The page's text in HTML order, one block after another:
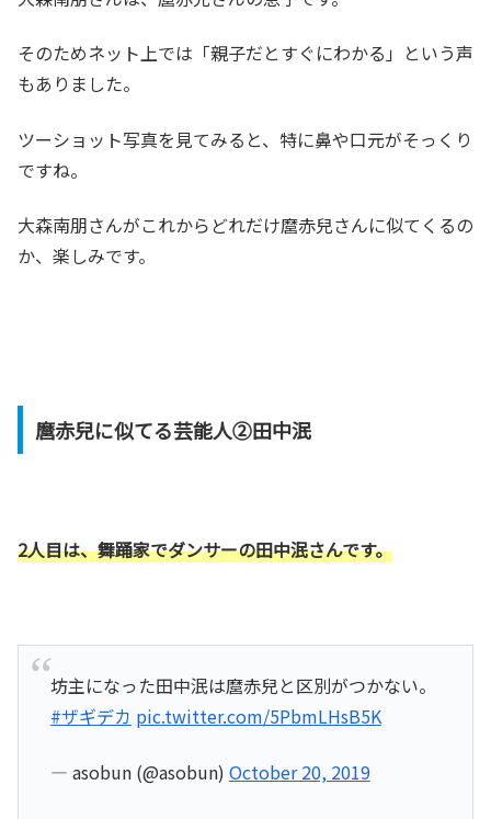
そのためネット上では「親子だとすぐにわかる」という声
もありました。
ツーショット写真を見てみると、特に鼻や口元がそっくり
ですね。
大森南朋さんがこれからどれだけ麿赤兒さんに似てくるの
か、楽しみです。
麿赤兒に似てる芸能人②田中泯
2人目は、舞踊家でダンサーの田中泯さんです。
坊主になった田中泯は麿赤兒と区別がつかない。
#ザギデカ pic.twitter.com/5PbmLHsB5K
— asobun (@asobun) October 20, 2019